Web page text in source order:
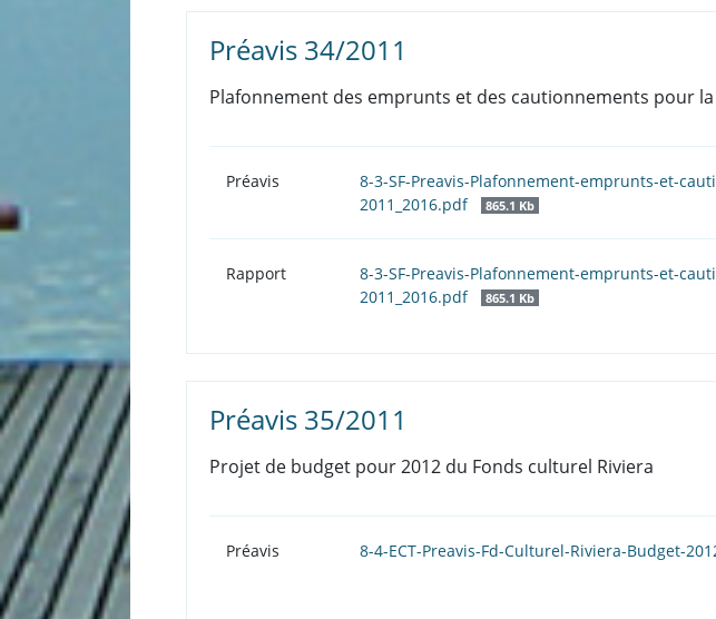
Préavis 34/2011
Plafonnement des emprunts et des cautionnements pour
Préavis
8-3-SF-Preavis-Plafonnement-emprunts-et-
2011_2016.pdf
865.1 Kb
Rapport
8-3-SF-Preavis-Plafonnement-emprunts-et-
2011_2016.pdf
865.1 Kb
Préavis 35/2011
Projet de budget pour 2012 du Fonds culturel Riviera
Préavis 8-4-ECT-Preavis-Fd-Culturel-Riviera-Budget-